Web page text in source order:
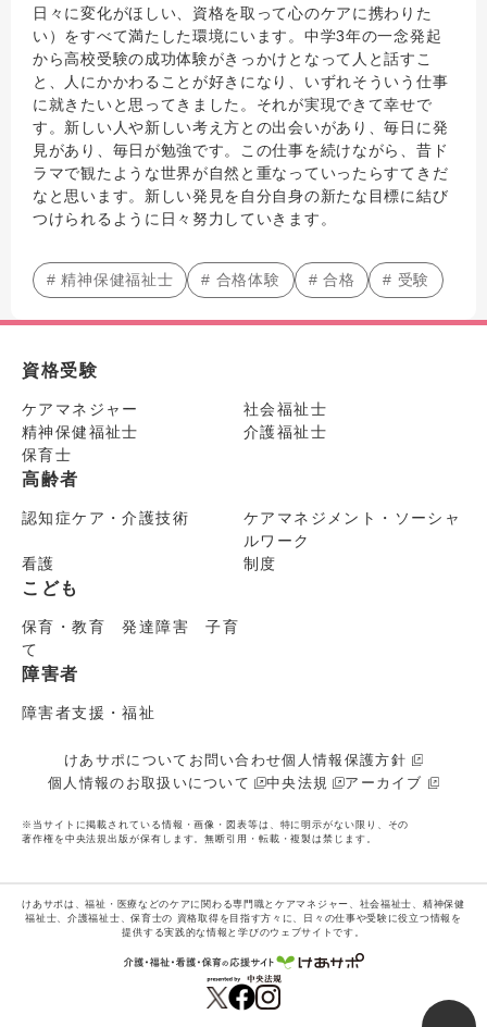
日々に変化がほしい、資格を取って心のケアに携わりた
い）をすべて満たした環境にいます。中学3年の一念発起
から高校受験の成功体験がきっかけとなって人と話すこ
と、人にかかわることが好きになり、いずれそういう仕事
に就きたいと思ってきました。それが実現できて幸せで
す。新しい人や新しい考え方との出会いがあり、毎日に発
見があり、毎日が勉強です。この仕事を続けながら、昔ド
ラマで観たような世界が自然と重なっていったらすてきだ
なと思います。新しい発見を自分自身の新たな目標に結び
つけられるように日々努力していきます。
# 精神保健福祉士 # 合格体験 # 合格 # 受験
資格受験
ケアマネジャー
社会福祉士
精神保健福祉士
介護福祉士
保育士
高齢者
認知症ケア・介護技術
ケアマネジメント・ソーシャ
ルワーク
看護
制度
こども
保育・教育 発達障害 子育
て
障害者
障害者支援・福祉
けあサポについて お問い合わせ個人情報保護方針
個人情報のお取扱いについて
中央法規 アーカイブ
※当サイトに掲載されている情報・画像・図表等は、特に明示がない限り、その
著作権を中央法規出版が保有します。無断引用・転載・複製は禁じます。
けあサポは、福祉・医療などのケアに関わる専門職とケアマネジャー、社会福祉士、精神保健
福祉士、介護福祉士、保育士の 資格取得を目指す方々に、日々の仕事や受験に役立つ情報を
提供する実践的な情報と学びのウェブサイトです。